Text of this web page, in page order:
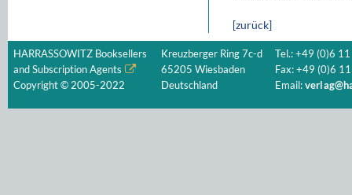
[zurück]
HARRASSOWITZ Booksellers
and Subscription Agents
Copyright © 2005-2022
Kreuzberger Ring 7c-d
65205 Wiesbaden
Deutschland
Tel.: +49 (0)6
Fax: +49 (0)6
Email: